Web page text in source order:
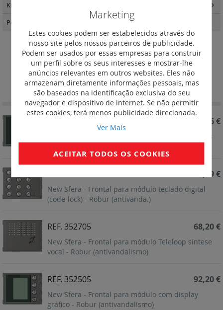
Frontais para módulos diversos
Ordenar por
Definir
Ordenação
New Sfera - Frontal para módulo leitor de cartões
61,46 €
New Sfera - Frontal para módulo teclado digital
(code-lock) - Robur (antivanda.)
185,49 €
REF. 352705
New Sfera - Frontal para módulo Teleloop síntese
vocal - Robur (antivandalismo)
68,20 €
REF. 352505
New Sfera - Frontal para módulo com display
gráfico - Robur (antivandalismo)
92,20 €
Kits videoporteiros
Postos externos Linha 5000
Marketing
Estes cookies podem ser estabelecidos através do
nosso site pelos nossos parceiros de publicidade.
Podem ser usados por essas empresas para construir
um perfil sobre os seus interesses e mostrar-lhe
anúncios relevantes em outros websites. Eles não
armazenam diretamente informações pessoais, mas
são baseados na identificação exclusiva do seu
navegador e dispositivo de internet. Se não permitir
estes cookies, terá menos publicidade direcionada.
Ver Mais
ACEITAR TODOS OS COOKIES